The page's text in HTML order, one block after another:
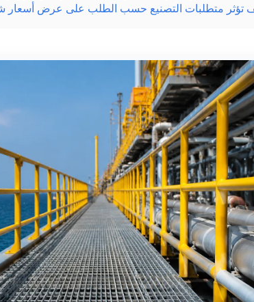
تؤثر متطلبات التصنيع حسب الطلب على عرض أسعار